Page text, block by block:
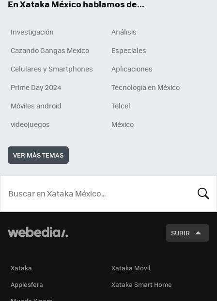
En Xataka México hablamos de...
Investigación
Análisis
Cazando Gangas Mexico
Especiales
Celulares y Smartphones
Aplicaciones
Prime Day 2024
Tecnología en México
Móviles android
Telcel
videojuegos
México
VER MÁS TEMAS
SUBIR
Xataka
Xataka Móvil
Applesfera
Xataka Smart Home